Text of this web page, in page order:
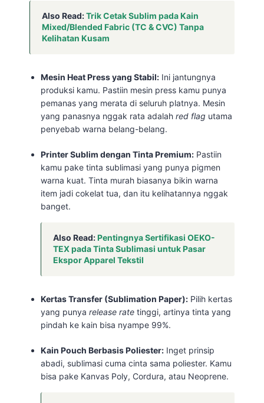
Also Read:Trik Cetak Sublim pada Kain
Mixed/Blended Fabric (TC & CVC) Tanpa
Kelihatan Kusam
Mesin Heat Press yang Stabil: Ini jantungnya
produksi kamu. Pastiin mesin press kamu punya
pemanas yang merata di seluruh platnya. Mesin
yang panasnya nggak rata adalahred flag utama
penyebab warna belang-belang.
Printer Sublim dengan Tinta Premium: Pastiin
kamu pake tinta sublimasi yang punya pigmen
warna kuat. Tinta murah biasanya bikin warna
item jadi cokelat tua, dan itu kelihatannya nggak
banget.
Also Read:Pentingnya Sertifikasi OEKO-
TEX pada Tinta Sublimasi untuk Pasar
Ekspor Apparel Tekstil
Kertas Transfer (Sublimation Paper): Pilih kertas
yang punyarelease rate tinggi, artinya tinta yang
pindah ke kain bisa nyampe 99%.
Kain Pouch Berbasis Poliester: Inget prinsip
abadi, sublimasi cuma cinta sama poliester. Kamu
bisa pake Kanvas Poly, Cordura, atau Neoprene.